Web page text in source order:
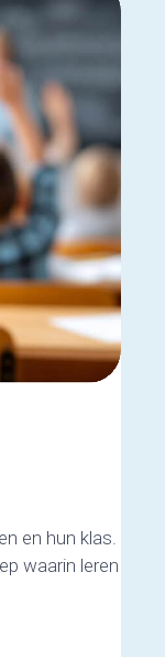
en hun klas.
waarin leren